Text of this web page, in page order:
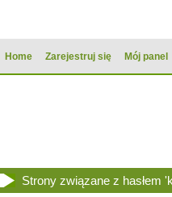
Home Zarejestruj się Mój panel
Strony związane z hasłem